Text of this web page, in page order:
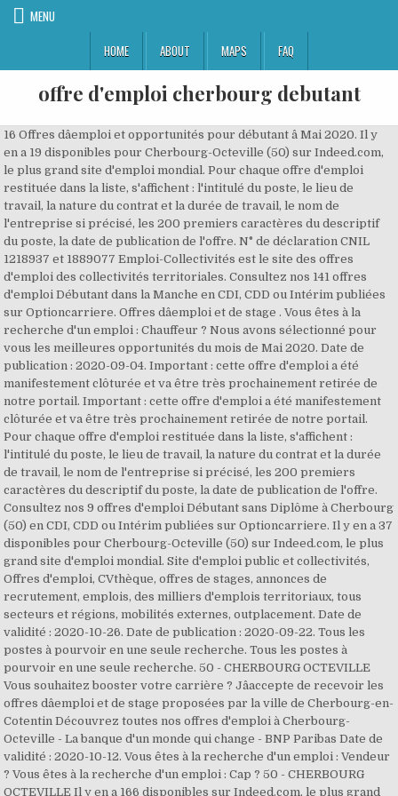
MENU
HOME
ABOUT MAPS FAQ
offre d'emploi cherbourg debutant
16 Offres dâemploi et opportunités pour débutant â Mai 2020. Il y
en a 19 disponibles pour Cherbourg-Octeville (50) sur Indeed.com,
le plus grand site d'emploi mondial. Pour chaque offre d'emploi
restituée dans la liste, s'affichent : l'intitulé du poste, le lieu de
travail, la nature du contrat et la durée de travail, le nom de
l'entreprise si précisé, les 200 premiers caractères du descriptif
du poste, la date de publication de l'offre. N° de déclaration CNIL
1218937 et 1889077 Emploi-Collectivités est le site des offres
d'emploi des collectivités territoriales. Consultez nos 141 offres
d'emploi Débutant dans la Manche en CDI, CDD ou Intérim publiées
sur Optioncarriere. Offres dâemploi et de stage . Vous êtes à la
recherche d'un emploi : Chauffeur ? Nous avons sélectionné pour
vous les meilleures opportunités du mois de Mai 2020. Date de
publication : 2020-09-04. Important : cette offre d'emploi a été
manifestement clôturée et va être très prochainement retirée de
notre portail. Important : cette offre d'emploi a été manifestement
clôturée et va être très prochainement retirée de notre portail.
Pour chaque offre d'emploi restituée dans la liste, s'affichent :
l'intitulé du poste, le lieu de travail, la nature du contrat et la durée
de travail, le nom de l'entreprise si précisé, les 200 premiers
caractères du descriptif du poste, la date de publication de l'offre.
Consultez nos 9 offres d'emploi Débutant sans Diplôme à Cherbourg
(50) en CDI, CDD ou Intérim publiées sur Optioncarriere. Il y en a 37
disponibles pour Cherbourg-Octeville (50) sur Indeed.com, le plus
grand site d'emploi mondial. Site d'emploi public et collectivités,
Offres d'emploi, CVthèque, offres de stages, annonces de
recrutement, emplois, des milliers d'emplois territoriaux, tous
secteurs et régions, mobilités externes, outplacement. Date de
validité : 2020-10-26. Date de publication : 2020-09-22. Tous les
postes à pourvoir en une seule recherche. Tous les postes à
pourvoir en une seule recherche. 50 - CHERBOURG OCTEVILLE
Vous souhaitez booster votre carrière ? Jâaccepte de recevoir les
offres dâemploi et de stage proposées par la ville de Cherbourg-en-
Cotentin Découvrez toutes nos offres d'emploi à Cherbourg-
Octeville - La banque d'un monde qui change - BNP Paribas Date de
validité : 2020-10-12. Vous êtes à la recherche d'un emploi : Vendeur
? Vous êtes à la recherche d'un emploi : Cap ? 50 - CHERBOURG
OCTEVILLE Il y en a 166 disponibles sur Indeed.com, le plus grand